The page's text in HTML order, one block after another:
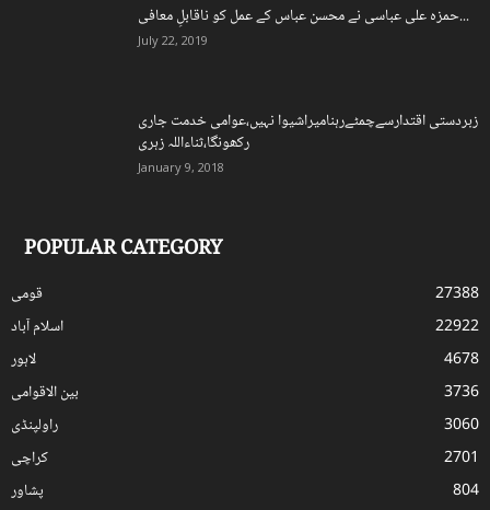
حمزہ علی عباسی نے محسن عباس کے عمل کو ناقابلِ معافی...
July 22, 2019
زبردستی اقتدارسےچمٹےرہنامیراشیوا نہیں،عوامی خدمت جاری
رکھونگا،ثناءاللہ زہری
January 9, 2018
POPULAR CATEGORY
قومی
27388
اسلام آباد
22922
لاہور
4678
بین الاقوامی
3736
راولپنڈی
3060
کراچی
2701
پشاور
804